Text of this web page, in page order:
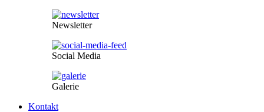
Newsletter
Social Media
Galerie
Kontakt